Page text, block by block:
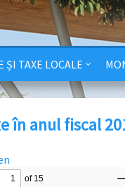
ȘI TAXE LOCALE
în anul fiscal